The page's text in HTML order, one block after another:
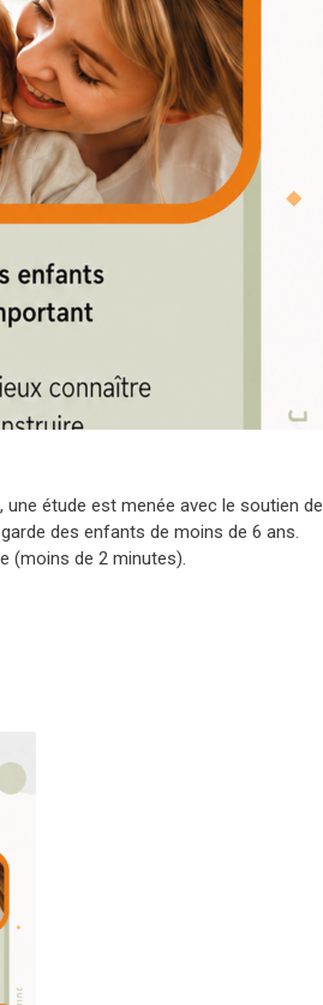
une étude est menée avec le soutien de
des enfants de moins de 6 ans.
(moins de 2 minutes).